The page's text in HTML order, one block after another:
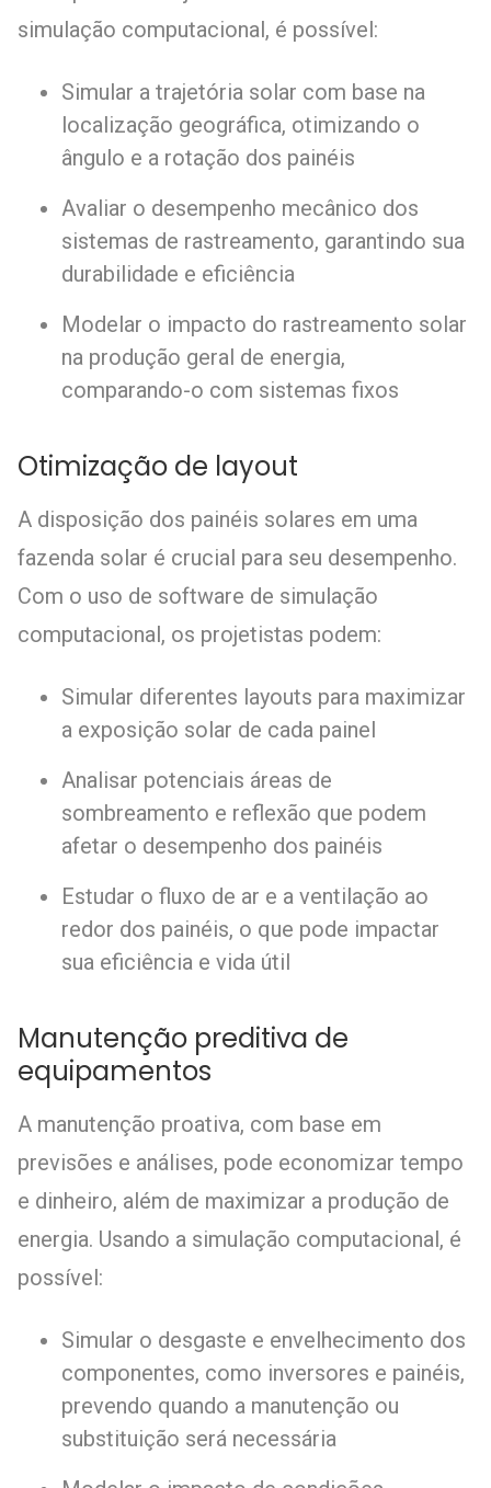
simulação computacional, é possível:
Simular a trajetória solar com base na
localização geográfica, otimizando o
ângulo e a rotação dos painéis
Avaliar o desempenho mecânico dos
sistemas de rastreamento, garantindo sua
durabilidade e eficiência
Modelar o impacto do rastreamento solar
na produção geral de energia,
comparando-o com sistemas fixos
Otimização de layout
A disposição dos painéis solares em uma
fazenda solar é crucial para seu desempenho.
Com o uso de software de simulação
computacional, os projetistas podem:
Simular diferentes layouts para maximizar
a exposição solar de cada painel
Analisar potenciais áreas de
sombreamento e reflexão que podem
afetar o desempenho dos painéis
Estudar o fluxo de ar e a ventilação ao
redor dos painéis, o que pode impactar
sua eficiência e vida útil
Manutenção preditiva de
equipamentos
A manutenção proativa, com base em
previsões e análises, pode economizar tempo
e dinheiro, além de maximizar a produção de
energia. Usando a simulação computacional, é
possível:
Simular o desgaste e envelhecimento dos
componentes, como inversores e painéis,
prevendo quando a manutenção ou
substituição será necessária